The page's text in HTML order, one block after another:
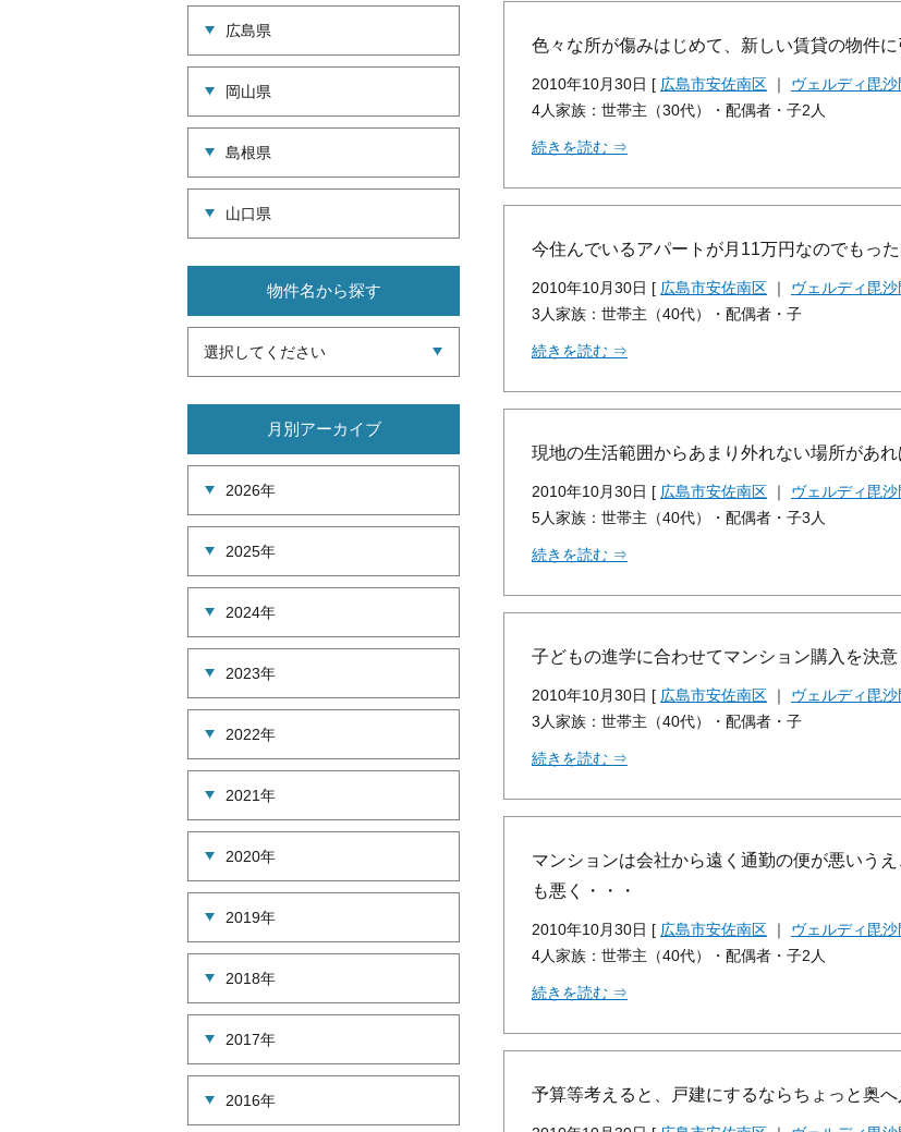
色々な所が傷みはじめて、新しい賃貸の物件
2010年10月30日 [ 広島市安佐南区 ｜ ヴェルディ毘
4人家族：世帯主（30代）・配偶者・子2人
続きを読む ⇒
今住んでいるアパートが月11万円なのでもっ
2010年10月30日 [ 広島市安佐南区 ｜ ヴェルディ毘
3人家族：世帯主（40代）・配偶者・子
続きを読む ⇒
現地の生活範囲からあまり外れない場所があれ
2010年10月30日 [ 広島市安佐南区 ｜ ヴェルディ毘
5人家族：世帯主（40代）・配偶者・子3人
続きを読む ⇒
子どもの進学に合わせてマンション購入を決意
2010年10月30日 [ 広島市安佐南区 ｜ ヴェルディ毘
3人家族：世帯主（40代）・配偶者・子
続きを読む ⇒
マンションは会社から遠く通勤の便が悪いう
も悪く・・・
2010年10月30日 [ 広島市安佐南区 ｜ ヴェルディ毘
4人家族：世帯主（40代）・配偶者・子2人
続きを読む ⇒
予算等考えると、戸建にするならちょっと奥
広島県
岡山県
島根県
山口県
物件名から探す
選択してください
月別アーカイブ
2026年
2025年
2024年
2023年
2022年
2021年
2020年
2019年
2018年
2017年
2016年